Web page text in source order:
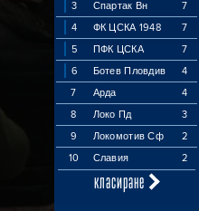
3 Спартак Вн
7
4
ФК ЦСКА 1948
7
5
ПФК ЦСКА
7
6
Ботев Пловдив
4
7
Арда
4
8
Локо Пд
3
9
Локомотив Сф
2
10
Славия 2
класиране